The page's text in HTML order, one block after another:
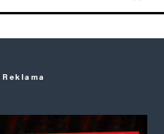
Reklama